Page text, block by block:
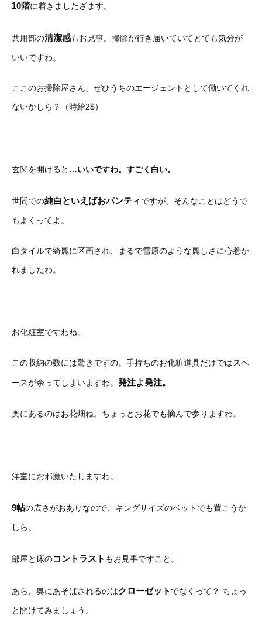
10階に着きましたざます。
共用部の清潔感もお見事。掃除が行き届いていてとても気分が
いいですわ。
ここのお掃除屋さん、ぜひうちのエージェントとして働いてくれ
ないかしら？（時給2$）
玄関を開けると …いいですわ。すごく白い。
世間での純白といえばおパンティですが、そんなことはどうで
もよくってよ。
白タイルで綺麗に区画され、まるで雪原のような麗しさに心惹か
れましたわ。
お化粧室ですわね。
この収納の数には驚きですの。手持ちのお化粧道具だけではスペ
ースが余ってしまいますわ。 発注よ発注。
奥にあるのはお花畑ね。ちょっとお花でも摘んで参りますわ。
洋室にお邪魔いたしますわ。
9帖の広さがおありなので、キングサイズのベットでも置こうか
しら。
部屋と床のコントラスト もお見事ですこと。
あら、奥にあそばされるのはクローゼット でなくって？ ちょっ
と開けてみましょう。